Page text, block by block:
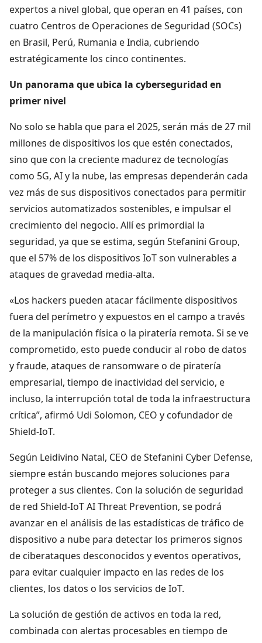
expertos a nivel global, que operan en 41 países, con
cuatro Centros de Operaciones de Seguridad (SOCs)
en Brasil, Perú, Rumania e India, cubriendo
estratégicamente los cinco continentes.
Un panorama que ubica la cyberseguridad en
primer nivel
No solo se habla que para el 2025, serán más de 27 mil
millones de dispositivos los que estén conectados,
sino que con la creciente madurez de tecnologías
como 5G, AI y la nube, las empresas dependerán cada
vez más de sus dispositivos conectados para permitir
servicios automatizados sostenibles, e impulsar el
crecimiento del negocio. Allí es primordial la
seguridad, ya que se estima, según Stefanini Group,
que el 57% de los dispositivos IoT son vulnerables a
ataques de gravedad media-alta.
«Los hackers pueden atacar fácilmente dispositivos
fuera del perímetro y expuestos en el campo a través
de la manipulación física o la piratería remota. Si se ve
comprometido, esto puede conducir al robo de datos
y fraude, ataques de ransomware o de piratería
empresarial, tiempo de inactividad del servicio, e
incluso, la interrupción total de toda la infraestructura
crítica”, afirmó Udi Solomon, CEO y cofundador de
Shield-IoT.
Según Leidivino Natal, CEO de Stefanini Cyber Defense,
siempre están buscando mejores soluciones para
proteger a sus clientes. Con la solución de seguridad
de red Shield-IoT AI Threat Prevention, se podrá
avanzar en el análisis de las estadísticas de tráfico de
dispositivo a nube para detectar los primeros signos
de ciberataques desconocidos y eventos operativos,
para evitar cualquier impacto en las redes de los
clientes, los datos o los servicios de IoT.
La solución de gestión de activos en toda la red,
combinada con alertas procesables en tiempo de